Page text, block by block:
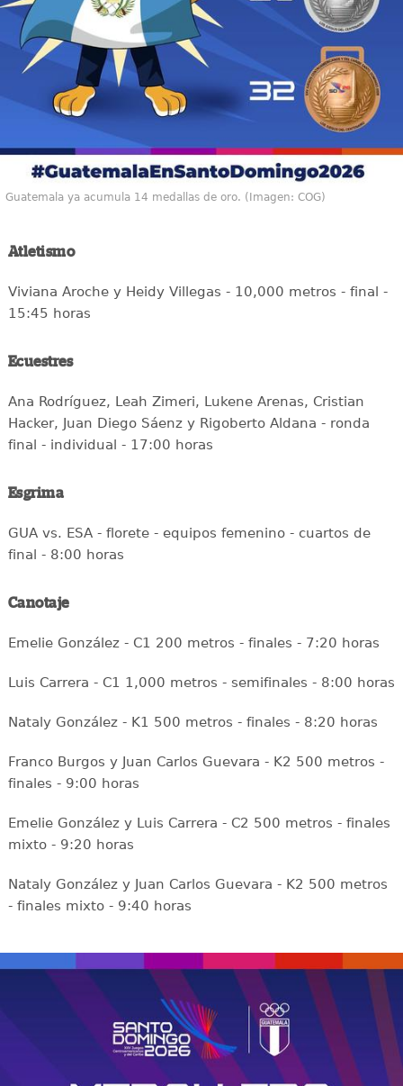
Guatemala ya acumula 14 medallas de oro. (Imagen: COG)
Atletismo
Viviana Aroche y Heidy Villegas - 10,000 metros - final -
15:45 horas
Ecuestres
Ana Rodríguez, Leah Zimeri, Lukene Arenas, Cristian
Hacker, Juan Diego Sáenz y Rigoberto Aldana - ronda
final - individual - 17:00 horas
Esgrima
GUA vs. ESA - florete - equipos femenino - cuartos de
final - 8:00 horas
Canotaje
Emelie González - C1 200 metros - finales - 7:20 horas
Luis Carrera - C1 1,000 metros - semifinales - 8:00 horas
Nataly González - K1 500 metros - finales - 8:20 horas
Franco Burgos y Juan Carlos Guevara - K2 500 metros -
finales - 9:00 horas
Emelie González y Luis Carrera - C2 500 metros - finales
mixto - 9:20 horas
Nataly González y Juan Carlos Guevara - K2 500 metros
- finales mixto - 9:40 horas